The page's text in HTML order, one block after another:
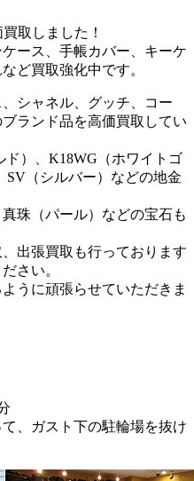
取しました！
ース、手帳カバー、キーケ
ど買取強化中です。
シャネル、グッチ、コー
ランド品を高価買取してい
ド）、K18WG（ホワイトゴ
SV（シルバー）などの地金
珠（パール）などの宝石も
出張買取も行っております
さい。
うに頑張らせていただきま
、ガスト下の駐輪場を抜け